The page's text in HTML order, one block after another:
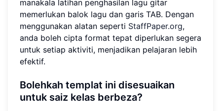
manakala latihan penghasilan lagu gitar
memerlukan balok lagu dan garis TAB. Dengan
menggunakan alatan seperti StaffPaper.org,
anda boleh cipta format tepat diperlukan segera
untuk setiap aktiviti, menjadikan pelajaran lebih
efektif.
Bolehkah templat ini disesuaikan
untuk saiz kelas berbeza?